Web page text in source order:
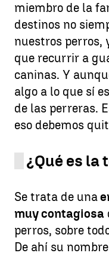
miembro de la
destinos no
nuestros perros,
que recurrir a
caninas. Y
algo a lo que sí
de las perreras.
eso debemos
¿Qué es la
Se trata de una
muy contagiosa
perros, sobre
De ahí su